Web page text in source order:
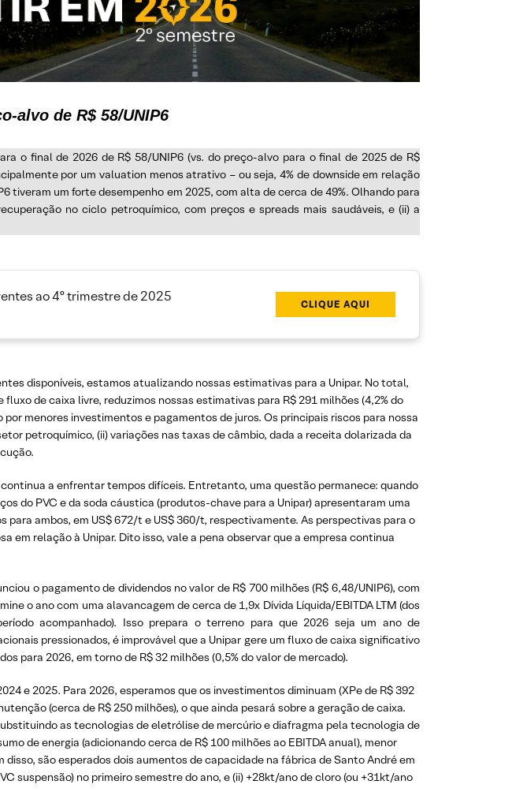
alvo de R$ 58/UNIP6
o final de 2026 de R$ 58/UNIP6 (vs. do preço-alvo para o final de 2025 de R$
por um valuation menos atrativo – ou seja, 4% de downside em relação
tiveram um forte desempenho em 2025, com alta de cerca de 49%. Olhando para
no ciclo petroquímico, com preços e spreads mais saudáveis, e (ii) a
ao 4º trimestre de 2025 CLIQUE AQUI
disponíveis, estamos atualizando nossas estimativas para a Unipar. No total,
de caixa livre, reduzimos nossas estimativas para R$ 291 milhões (4,2% do
menores investimentos e pagamentos de juros. Os principais riscos para nossa
petroquímico, (ii) variações nas taxas de câmbio, dada a receita dolarizada da
a enfrentar tempos difíceis. Entretanto, uma questão permanece: quando
do PVC e da soda cáustica (produtos-chave para a Unipar) apresentaram uma
ambos, em US$ 672/t e US$ 360/t, respectivamente. As perspectivas para o
relação à Unipar. Dito isso, vale a pena observar que a empresa continua
o pagamento de dividendos no valor de R$ 700 milhões (R$ 6,48/UNIP6), com
o ano com uma alavancagem de cerca de 1,9x Dívida Líquida/EBITDA LTM (dos
acompanhado). Isso prepara o terreno para que 2026 seja um ano de
pressionados, é improvável que a Unipar gere um fluxo de caixa significativo
para 2026, em torno de R$ 32 milhões (0,5% do valor de mercado).
e 2025. Para 2026, esperamos que os investimentos diminuam (XPe de R$ 392
(cerca de R$ 250 milhões), o que ainda pesará sobre a geração de caixa.
as tecnologias de eletrólise de mercúrio e diafragma pela tecnologia de
de energia (adicionando cerca de R$ 100 milhões ao EBITDA anual), menor
são esperados dois aumentos de capacidade na fábrica de Santo André em
suspensão) no primeiro semestre do ano, e (ii) +28kt/ano de cloro (ou +31kt/ano